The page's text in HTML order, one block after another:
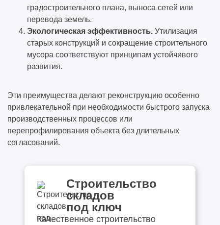
градостроительного плана, выноса сетей или
перевода земель.
Экологическая эффективность. Утилизация
старых конструкций и сокращение строительного
мусора соответствуют принципам устойчивого
развития.
Эти преимущества делают реконструкцию особенно
привлекательной при необходимости быстрого запуска
производственных процессов или
перепрофилирования объекта без длительных
согласований.
Строительство
складов
под ключ
Качественное строительство